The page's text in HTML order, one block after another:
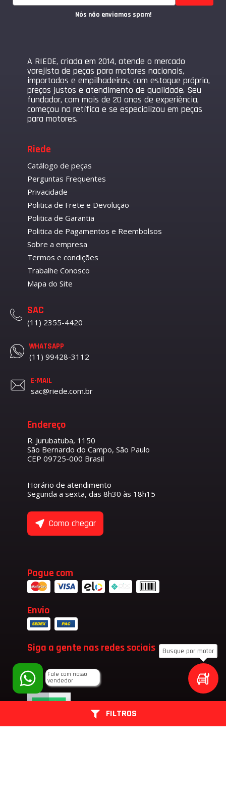
FILTROS
Nós não enviamos spam!
A RIEDE, criada em 2014, atende o mercado
varejista de peças para motores nacionais,
importados e empilhadeiras, com estoque próprio,
preços justos e atendimento de qualidade. Seu
fundador, com mais de 20 anos de experiência,
começou na retífica e se especializou em peças
para motores.
Riede
Catálogo de peças
Perguntas Frequentes
Privacidade
Politica de Frete e Devolução
Politica de Garantia
Politica de Pagamentos e Reembolsos
Sobre a empresa
Termos e condições
Trabalhe Conosco
Mapa do Site
SAC
(11) 2355-4420
WHATSAPP
(11) 99428-3112
E-MAIL
sac@riede.com.br
Endereço
R. Jurubatuba, 1150
São Bernardo do Campo, São Paulo
CEP 09725-000 Brasil
Horário de atendimento
Segunda a sexta, das 8h30 às 18h15
Como chegar
Pague com
Envio
Siga a gente nas redes sociais Busque por motor
Fale com nosso
vendedor